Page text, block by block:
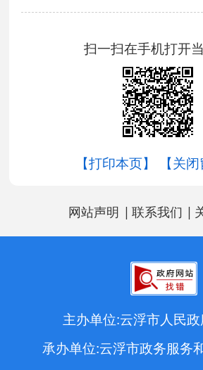
扫一扫在手机打开
【打印本页】 【关
网站声明 | 联系我们 |
主办单位:云浮市人民
承办单位:云浮市政务服务